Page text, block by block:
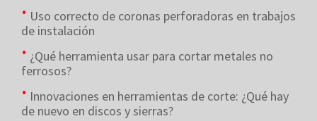
Uso correcto de coronas perforadoras en trabajos
de instalación
¿Qué herramienta usar para cortar metales no
ferrosos?
Innovaciones en herramientas de corte: ¿Qué hay
de nuevo en discos y sierras?